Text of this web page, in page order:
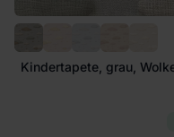
Kindertapete, grau,